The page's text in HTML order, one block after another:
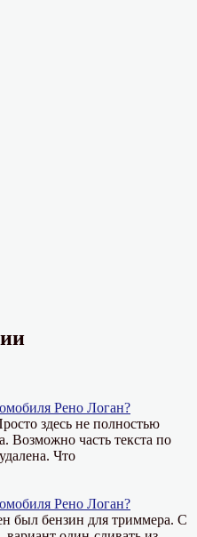
Рено Логан?
здесь не полностью
Возможно часть текста по
Что
Рено Логан?
был бензин для триммера. С